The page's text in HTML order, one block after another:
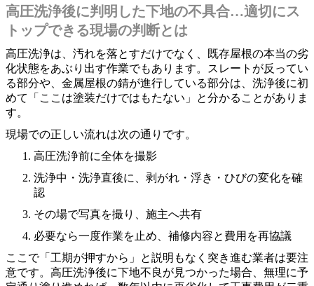
高圧洗浄後に判明した下地の不具合…適切にス
トップできる現場の判断とは
高圧洗浄は、汚れを落とすだけでなく、既存屋根の本当の劣
化状態をあぶり出す作業でもあります。スレートが反ってい
る部分や、金属屋根の錆が進行している部分は、洗浄後に初
めて「ここは塗装だけではもたない」と分かることがありま
す。
現場での正しい流れは次の通りです。
高圧洗浄前に全体を撮影
洗浄中・洗浄直後に、剥がれ・浮き・ひびの変化を確
認
その場で写真を撮り、施主へ共有
必要なら一度作業を止め、補修内容と費用を再協議
ここで「工期が押すから」と説明もなく突き進む業者は要注
意です。高圧洗浄後に下地不良が見つかった場合、無理に予